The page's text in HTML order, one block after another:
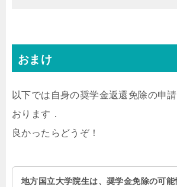
おまけ
以下では自身の奨学金返還免除の申
おります．
良かったらどうぞ！
地方国立大学院生は、奨学金免除の可能